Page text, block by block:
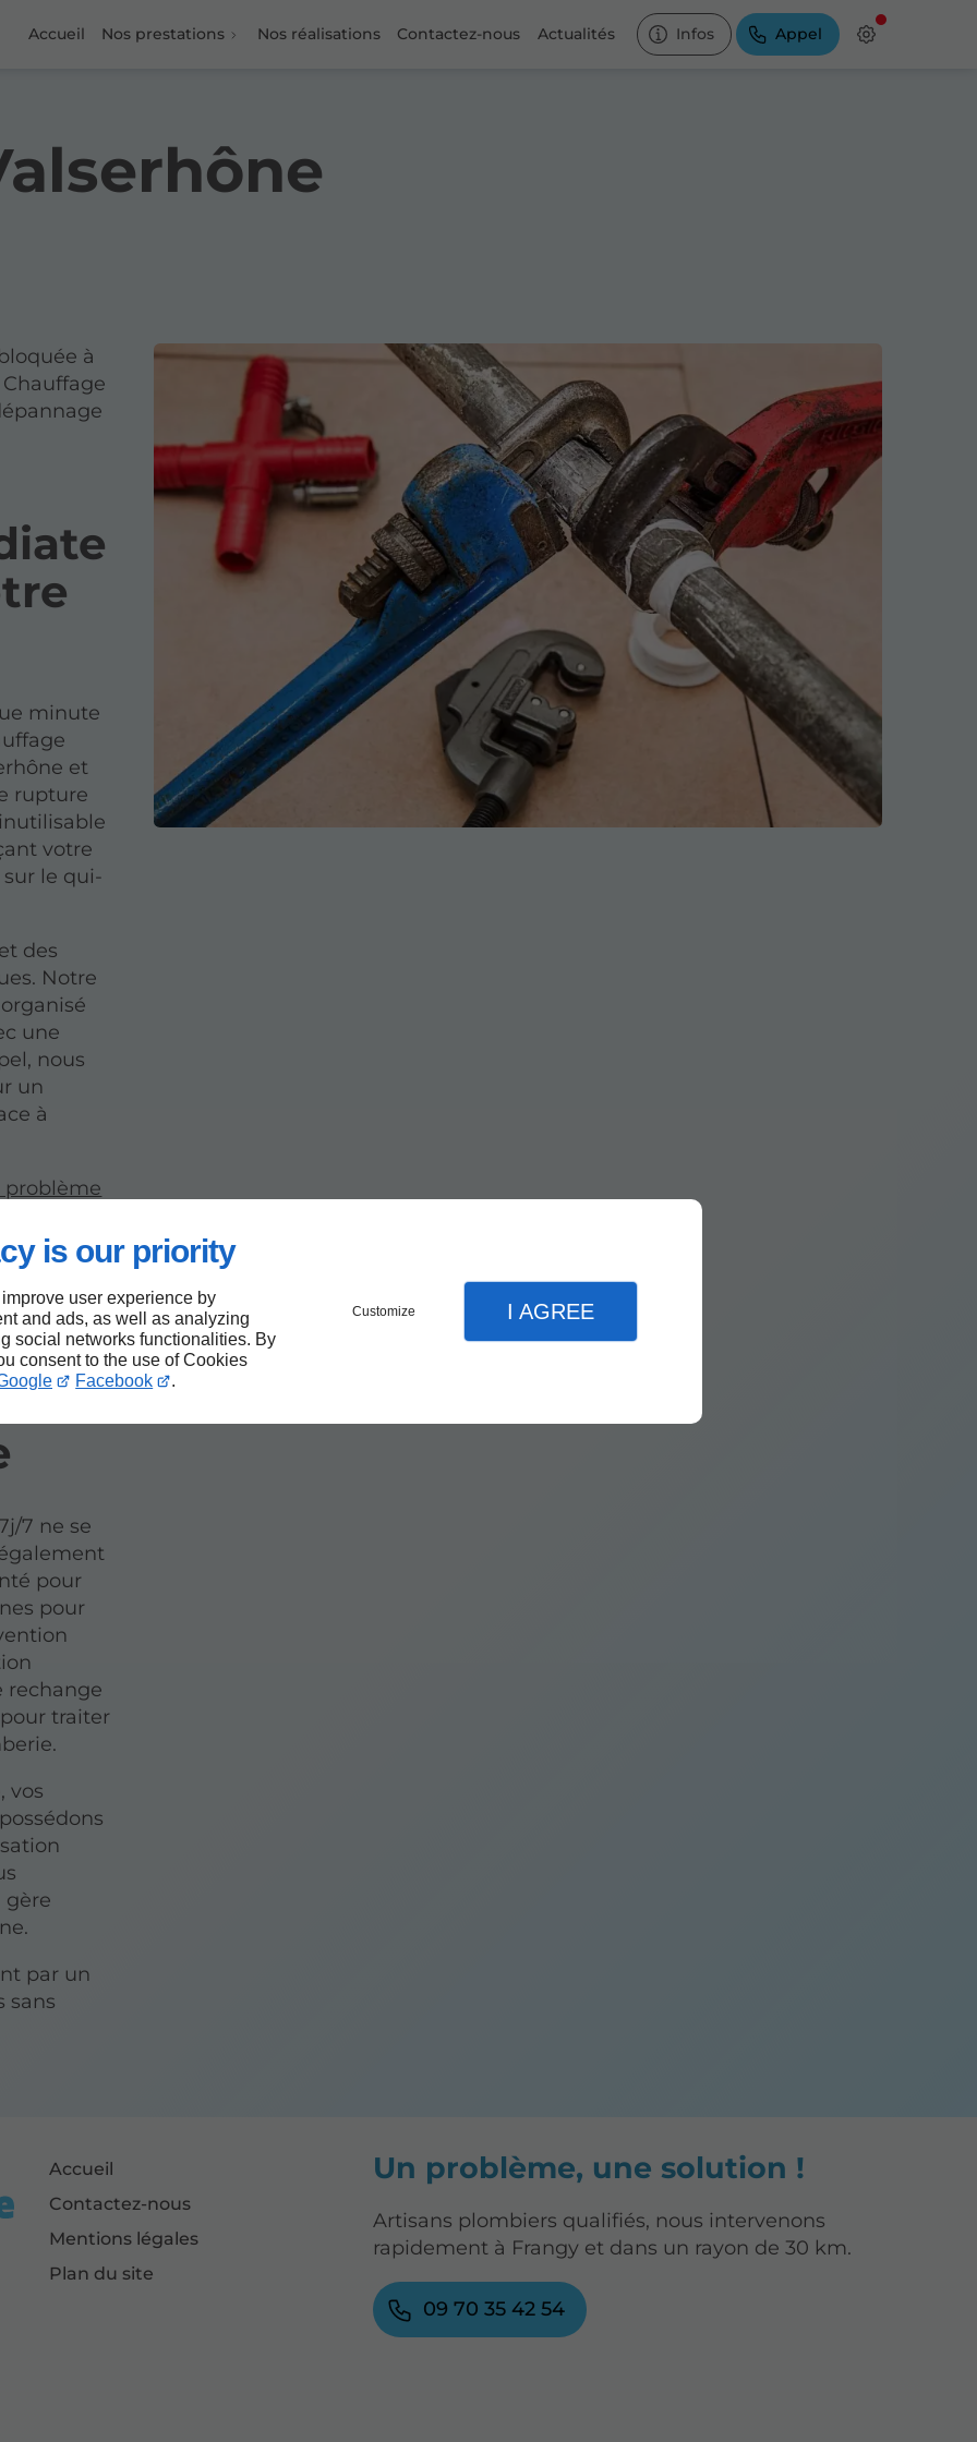
is our priority
user experience by
and ads, as well as analyzing
social networks functionalities. By
consent to the use of Cookies
Facebook .
Customize I AGREE
Accueil Nos prestations Nos réalisations Contactez-nous Actualités Infos Appel
à
minute
et
rupture
votre
le qui-
des
Notre
une
nous
un
à
problème
7 ne se
pour
pour
rechange
traiter
vos
gère
par un
sans
Accueil
Contactez-nous
Mentions légales
Plan du site
Un problème, une solution !
Artisans plombiers qualifiés, nous intervenons
rapidement à Frangy et dans un rayon de 30 km.
09 70 35 42 54